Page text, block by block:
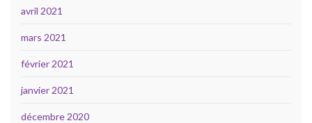
avril 2021
mars 2021
février 2021
janvier 2021
décembre 2020